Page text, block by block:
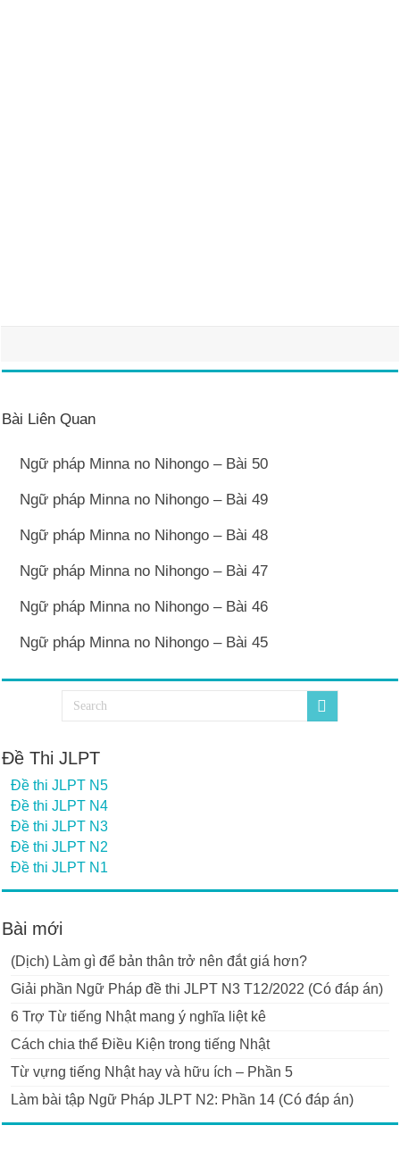
Bài Liên Quan
Ngữ pháp Minna no Nihongo – Bài 50
Ngữ pháp Minna no Nihongo – Bài 49
Ngữ pháp Minna no Nihongo – Bài 48
Ngữ pháp Minna no Nihongo – Bài 47
Ngữ pháp Minna no Nihongo – Bài 46
Ngữ pháp Minna no Nihongo – Bài 45
Đề Thi JLPT
Đề thi JLPT N5
Đề thi JLPT N4
Đề thi JLPT N3
Đề thi JLPT N2
Đề thi JLPT N1
Bài mới
(Dịch) Làm gì để bản thân trở nên đắt giá hơn?
Giải phần Ngữ Pháp đề thi JLPT N3 T12/2022 (Có đáp án)
6 Trợ Từ tiếng Nhật mang ý nghĩa liệt kê
Cách chia thể Điều Kiện trong tiếng Nhật
Từ vựng tiếng Nhật hay và hữu ích – Phần 5
Làm bài tập Ngữ Pháp JLPT N2: Phần 14 (Có đáp án)